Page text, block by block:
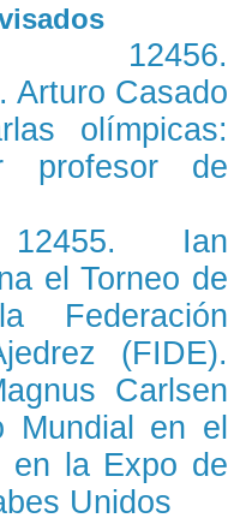
12456.
Arturo Casado
olímpicas:
profesor de
12455. Ian
el Torneo de
Federación
(FIDE).
Carlsen
Mundial en el
en la Expo de
Unidos